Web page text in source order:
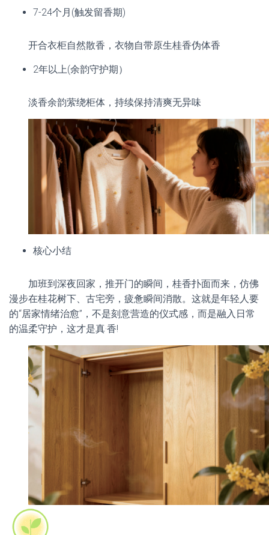
7-24个月(触发留香期)
开合衣柜自然散香，衣物自带原生桂香伪体香
2年以上(余韵守护期）
淡香余韵萦绕柜体，持续保持清爽无异味
核心小结
加班到深夜回家，推开门的瞬间，桂香扑面而来，仿佛
漫步在桂花树下、古宅旁，疲惫瞬间消散。这就是年轻人要
的“居家情绪治愈”，不是刻意营造的仪式感，而是融入日常
的温柔守护，这才是真·香!